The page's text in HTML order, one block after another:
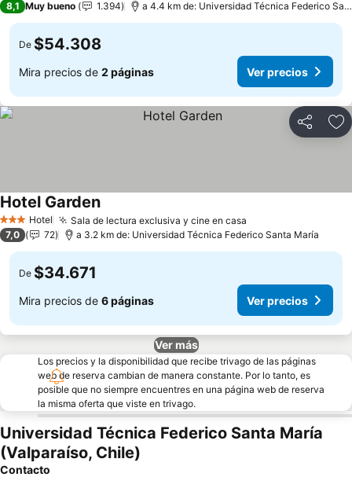
8,1 Muy bueno 1.394 a 4.4 km de: Universidad Técnica Federico Santa María
De $54.308
Mira precios de 2 páginas Ver precios
Compartir
3 Estrellas
Hotel Sala de lectura exclusiva y cine en casa
Hotel Garden
7,0 72 a 3.2 km de: Universidad Técnica Federico Santa María
De $34.671
Mira precios de 6 páginas Ver precios
Ver más
Los precios y la disponibilidad que recibe trivago de las páginas
web de reserva cambian de manera constante. Por lo tanto, es
posible que no siempre encuentres en una página web de reserva
la misma oferta que viste en trivago.
Universidad Técnica Federico Santa María
(Valparaíso, Chile)
Contacto